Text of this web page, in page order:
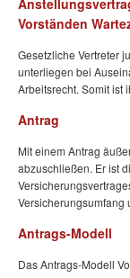
Vorständen
Gesetzliche Vertreter
unterliegen bei
Arbeitsrecht. Somit ist
Antrag
Mit einem Antrag
abzuschließen. Er ist
Versicherungsumfang
Antrags-Modell
Das Antrags-Modell